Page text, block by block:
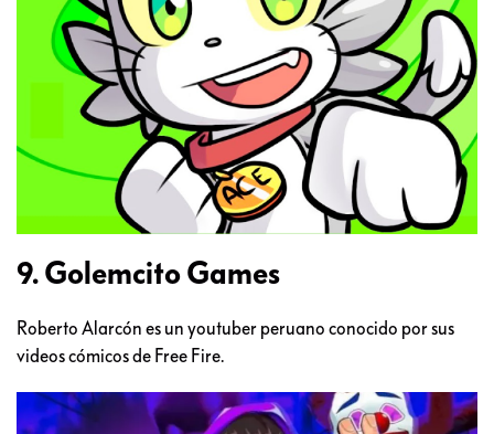
9. Golemcito Games
Roberto Alarcón es un youtuber peruano conocido por sus
videos cómicos de Free Fire.